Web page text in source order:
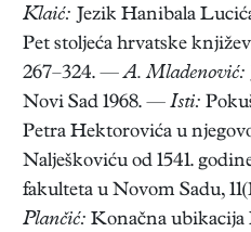
Klaić: Jezik Hanibala
Pet stoljeća hrvatske
267–324. —A. Mladenović:
Novi Sad 1968. — Isti:
Petra Hektorovića u
Nalješkoviću od 1541.
fakulteta u Novom Sadu,
Plančić: Konačna ubikacija